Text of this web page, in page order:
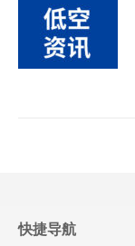
快捷导航